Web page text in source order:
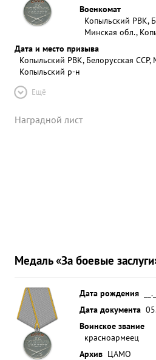
Военкомат
Копыльский РВК,
Минская обл.,
Дата и место призыва
Копыльский РВК, Белорусская ССР,
Копыльский р-н
Ещё
Наградной лист
Медаль «За боевые
Дата рождения
Дата документа
Воинское звание
красноармеец
Архив ЦАМО